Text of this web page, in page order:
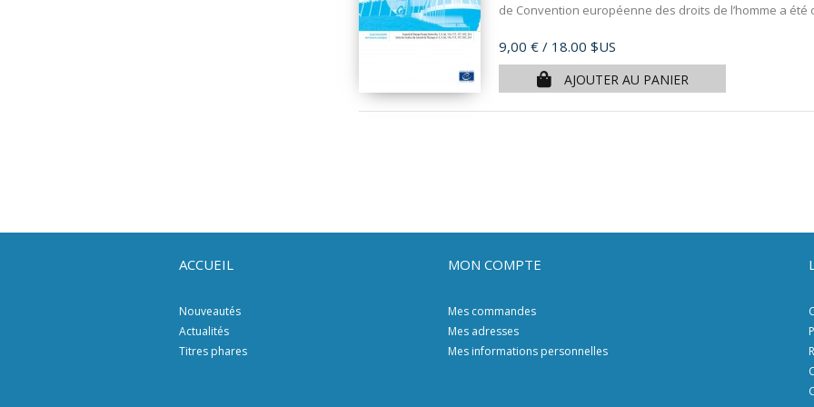
de Convention européenne des droits de l’homme a été
Prix
9,00 € / 18.00 $US
AJOUTER AU PANIER
ACCUEIL
Nouveautés
Actualités
Titres phares
MON COMPTE
Mes commandes
Mes adresses
Mes informations personnelles